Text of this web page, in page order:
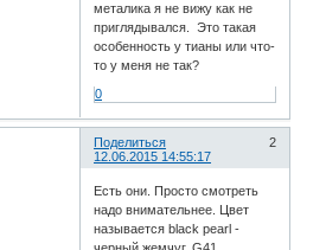
металика я не вижу как не
приглядывался. Это такая
особенность у тианы или что-
то у меня не так?
0
Поделиться
2
12.06.2015 14:55:17
Есть они. Просто смотреть
надо внимательнее. Цвет
называется black pearl -